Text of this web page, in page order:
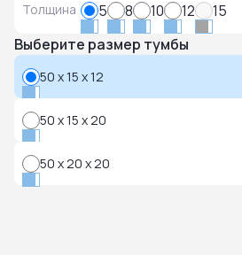
Толщина 5 8 10 12
15
Выберите размер тумбы
50 x 15 x 12
50 x 15 x 20
50 x 20 x 20